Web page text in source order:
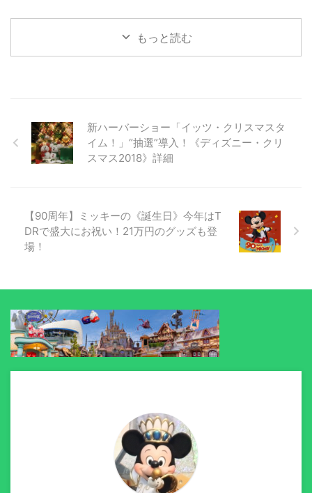
もっと読む
新ハーバーショー「イッツ・クリスマスタ
イム！」“抽選”導入！《ディズニー・クリ
スマス2018》詳細
【90周年】ミッキーの《誕生日》今年はT
DRで盛大にお祝い！21万円のグッズも登
場！